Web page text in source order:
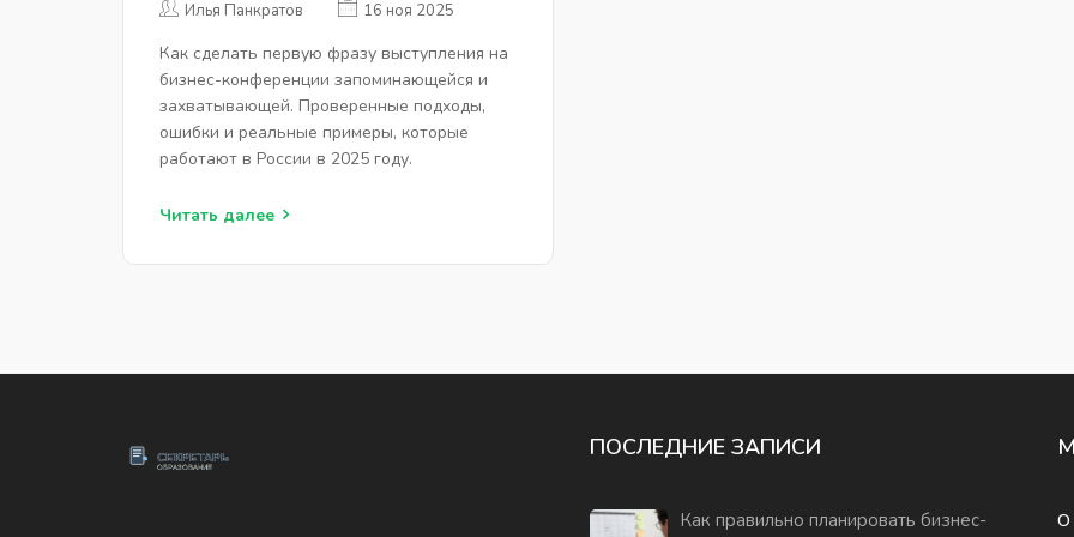
Илья Панкратов 16 ноя 2025
Как сделать первую фразу выступления на
бизнес-конференции запоминающейся и
захватывающей. Проверенные подходы,
ошибки и реальные примеры, которые
работают в России в 2025 году.
Читать далее
ПОСЛЕДНИЕ ЗАПИСИ
Как правильно планировать бизнес-
О